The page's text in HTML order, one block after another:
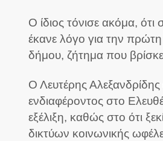
Ο ίδιος τόνισε ακόμα,
έκανε λόγο για την
δήμου, ζήτημα που
Ο Λευτέρης
ενδιαφέροντος στο
εξέλιξη, καθώς στο ότι
δικτύων κοινωνικής